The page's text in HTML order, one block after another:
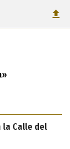
la Calle del